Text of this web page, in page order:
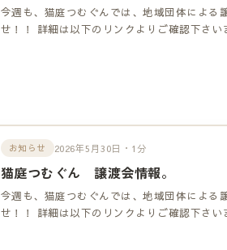
今週も、猫庭つむぐんでは、地域団体による
せ！！ 詳細は以下のリンクよりご確認下さい
お知らせ 2026年5月30日・1分
猫庭つむぐん 譲渡会情報。
今週も、猫庭つむぐんでは、地域団体による
せ！！ 詳細は以下のリンクよりご確認下さい